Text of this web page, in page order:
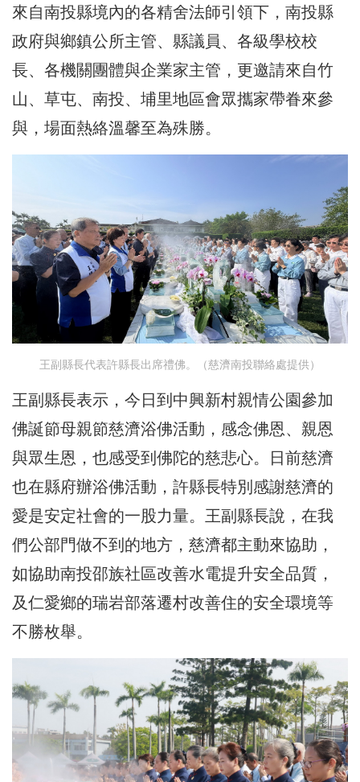
來自南投縣境內的各精舍法師引領下，南投縣
政府與鄉鎮公所主管、縣議員、各級學校校
長、各機關團體與企業家主管，更邀請來自竹
山、草屯、南投、埔里地區會眾攜家帶眷來參
與，場面熱絡溫馨至為殊勝。
王副縣長代表許縣長出席禮佛。（慈濟南投聯絡處提供）
王副縣長表示，今日到中興新村親情公園參加
佛誕節母親節慈濟浴佛活動，感念佛恩、親恩
與眾生恩，也感受到佛陀的慈悲心。日前慈濟
也在縣府辦浴佛活動，許縣長特別感謝慈濟的
愛是安定社會的一股力量。王副縣長說，在我
們公部門做不到的地方，慈濟都主動來協助，
如協助南投邵族社區改善水電提升安全品質，
及仁愛鄉的瑞岩部落遷村改善住的安全環境等
不勝枚舉。